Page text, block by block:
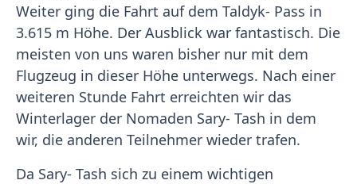
Weiter ging die Fahrt auf dem Taldyk- Pass in
3.615 m Höhe. Der Ausblick war fantastisch. Die
meisten von uns waren bisher nur mit dem
Flugzeug in dieser Höhe unterwegs. Nach einer
weiteren Stunde Fahrt erreichten wir das
Winterlager der Nomaden Sary- Tash in dem
wir, die anderen Teilnehmer wieder trafen.
Da Sary- Tash sich zu einem wichtigen